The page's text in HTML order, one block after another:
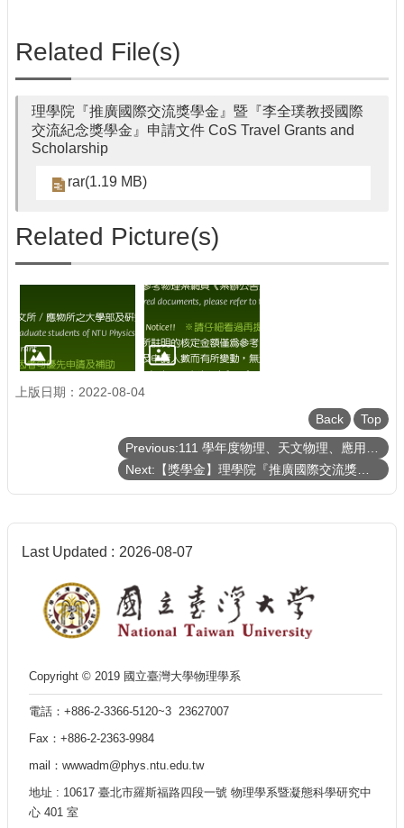
Related File(s)
理學院『推廣國際交流獎學金』暨『李全璞教授國際
交流紀念獎學金』申請文件 CoS Travel Grants and
Scholarship
rar(1.19 MB)
Related Picture(s)
上版日期：2022-08-04
Back
Top
Last Updated 2026-08-07
Copyright © 2019 國立臺灣大學物理學系
電話：+886-2-3366-5120~3 23627007
Fax：+886-2-2363-9984
mail：wwwadm@phys.ntu.edu.tw
地址 : 10617 臺北市羅斯福路四段一號 物理學系暨凝態科學研究中
心 401 室